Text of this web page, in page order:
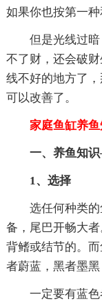
如果你也按第一
但是光线过
不了财，还会破
线不好的地方了
可以改善了。
家庭鱼缸养鱼
一、养鱼知
1、选择
选任何种类
备，尾巴开畅大
背鳍或结节的。
者蔚蓝，黑者墨
一定要有蓝